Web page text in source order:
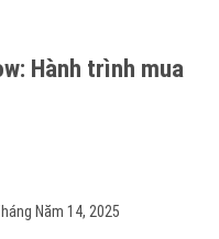
Hành trình mua
Năm 14, 2025